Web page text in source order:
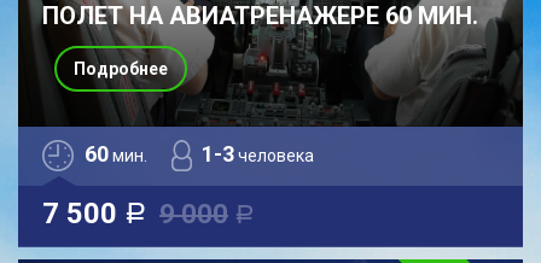
ПОЛЕТ НА АВИАТРЕНАЖЕРЕ 60 МИН.
60мин. 1-3человека
7 500 a 9 000 a
Подробнее